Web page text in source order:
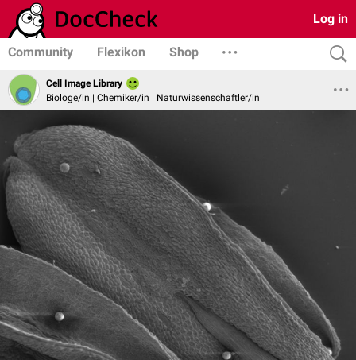
Log in
Community Flexikon Shop
Cell Image Library
Biologe/in | Chemiker/in | Naturwissenschaftler/in